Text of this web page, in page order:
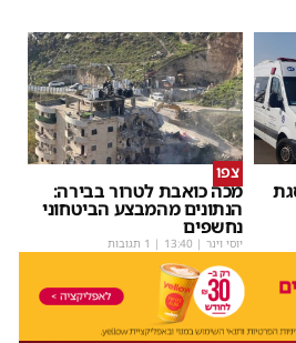
צפו
מכה כואבת לטרור בבירה:
הנתונים מהמבצע הביטחוני
נחשפים
יוסי וינר |
13:40 | 1 תגובות